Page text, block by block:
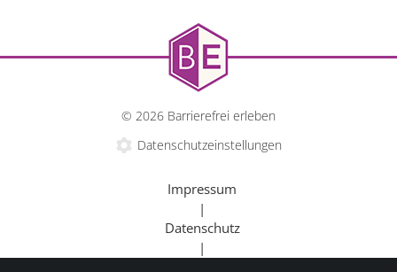
© 2026 Barrierefrei erleben
Datenschutzeinstellungen
Impressum
|
Datenschutz
|